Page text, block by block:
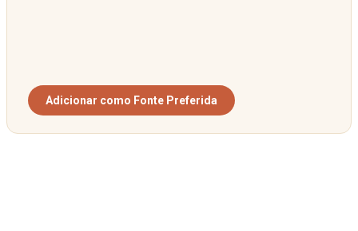
Adicionar como Fonte Preferida